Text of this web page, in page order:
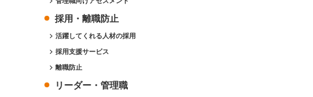
採用・離職防止
活躍してくれる人材の採用
採用支援サービス
離職防止
リーダー・管理職